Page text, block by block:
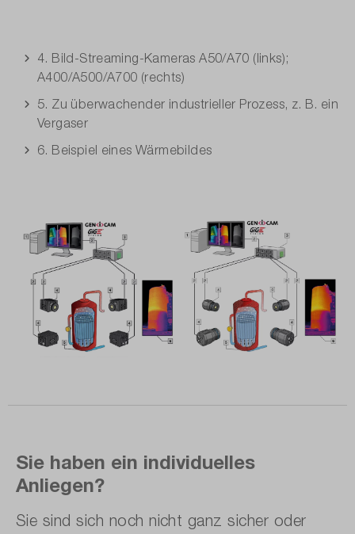
4. Bild-Streaming-Kameras A50/A70 (links);
A400/A500/A700 (rechts)
5. Zu überwachender industrieller Prozess, z. B. ein
Vergaser
6. Beispiel eines Wärmebildes
Sie haben ein individuelles
Anliegen?
Sie sind sich noch nicht ganz sicher oder